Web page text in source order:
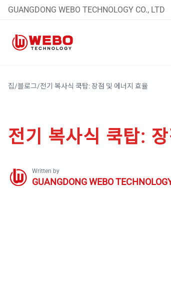
GUANGDONG WEBO TECHNOLOGY CO., LTD
집/블로그/전기 복사식 쿡탑: 장점 및 에너지 효율
전기 복사식 쿡탑:
Written by
GUANGDONG WEBO